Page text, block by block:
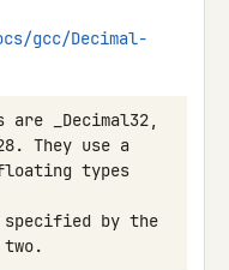
gcc/Decimal-
_Decimal32,
They use a
types
specified by the